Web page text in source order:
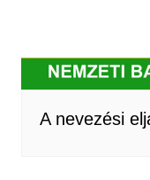
A nevezési